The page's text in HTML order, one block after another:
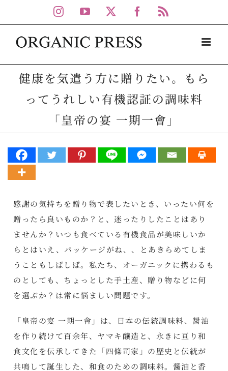
to
content
Instagram
YouTube Facebook
健康を気遣う方に贈りたい。もら
ってうれしい有機認証の調味料
「皇帝の宴 一期一會」
感謝の気持ちを贈り物で表したいとき、いったい何を
贈ったら良いものか？と、迷ったりしたことはあり
ませんか？いつも食べている有機食品が美味しいか
らとはいえ、パッケージがね、、とあきらめてしま
うこともしばしば。私たち、オーガニックに携わるも
のとしても、ちょっとした手土産、贈り物などに何
を選ぶか？は常に悩ましい問題です。
「皇帝の宴 一期一會」は、日本の伝統調味料、醤油
を作り続けて百余年、ヤマキ醸造と、永きに亘り和
食文化を伝承してきた「四條司家」の歴史と伝統が
共鳴して誕生した、和食のための調味料。醤油と香